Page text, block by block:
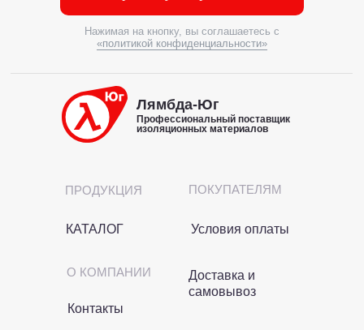
Нажимая на кнопку, вы соглашаетесь с
«политикой конфиденциальности»
Условия оплаты
ПРОДУКЦИЯ ПОКУПАТЕЛЯМ
О КОМПАНИИ
Лямбда-Юг
Профессиональный поставщик
изоляционных материалов
Доставка и
самовывоз
Контакты
КАТАЛОГ